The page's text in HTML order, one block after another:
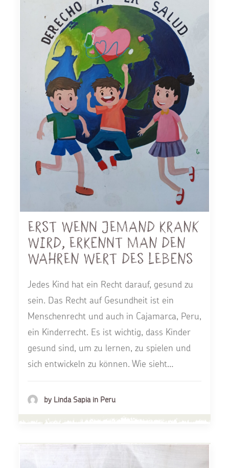
Erst wenn jemand krank
wird, erkennt man den
wahren Wert des Lebens
Jedes Kind hat ein Recht darauf, gesund zu
sein. Das Recht auf Gesundheit ist ein
Menschenrecht und auch in Cajamarca, Peru,
ein Kinderrecht. Es ist wichtig, dass Kinder
gesund sind, um zu lernen, zu spielen und
sich entwickeln zu können. Wie sieht…
by Linda Sapia in Peru